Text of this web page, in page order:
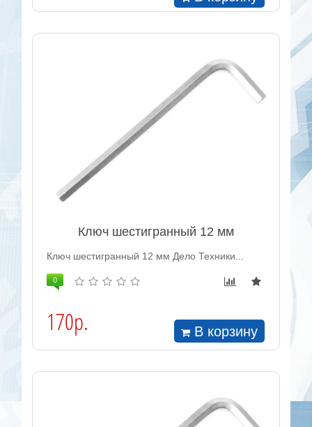
Ключ шестигранный 12 мм
Ключ шестигранный 12 мм Дело Техники...
0
170р. В корзину